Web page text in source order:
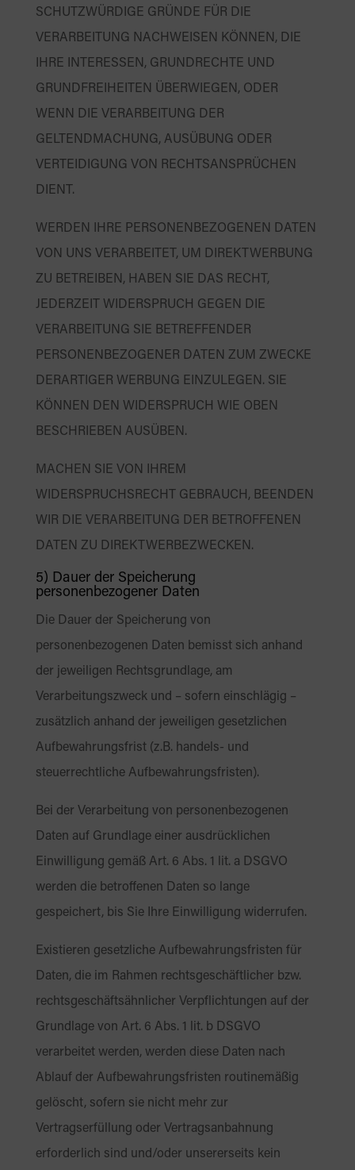
SCHUTZWÜRDIGE GRÜNDE FÜR DIE
VERARBEITUNG NACHWEISEN KÖNNEN, DIE
IHRE INTERESSEN, GRUNDRECHTE UND
GRUNDFREIHEITEN ÜBERWIEGEN, ODER
WENN DIE VERARBEITUNG DER
GELTENDMACHUNG, AUSÜBUNG ODER
VERTEIDIGUNG VON RECHTSANSPRÜCHEN
DIENT.
WERDEN IHRE PERSONENBEZOGENEN DATEN
VON UNS VERARBEITET, UM DIREKTWERBUNG
ZU BETREIBEN, HABEN SIE DAS RECHT,
JEDERZEIT WIDERSPRUCH GEGEN DIE
VERARBEITUNG SIE BETREFFENDER
PERSONENBEZOGENER DATEN ZUM ZWECKE
DERARTIGER WERBUNG EINZULEGEN. SIE
KÖNNEN DEN WIDERSPRUCH WIE OBEN
BESCHRIEBEN AUSÜBEN.
MACHEN SIE VON IHREM
WIDERSPRUCHSRECHT GEBRAUCH, BEENDEN
WIR DIE VERARBEITUNG DER BETROFFENEN
DATEN ZU DIREKTWERBEZWECKEN.
5) Dauer der Speicherung
personenbezogener Daten
Die Dauer der Speicherung von
personenbezogenen Daten bemisst sich anhand
der jeweiligen Rechtsgrundlage, am
Verarbeitungszweck und – sofern einschlägig –
zusätzlich anhand der jeweiligen gesetzlichen
Aufbewahrungsfrist (z.B. handels- und
steuerrechtliche Aufbewahrungsfristen).
Bei der Verarbeitung von personenbezogenen
Daten auf Grundlage einer ausdrücklichen
Einwilligung gemäß Art. 6 Abs. 1 lit. a DSGVO
werden die betroffenen Daten so lange
gespeichert, bis Sie Ihre Einwilligung widerrufen.
Existieren gesetzliche Aufbewahrungsfristen für
Daten, die im Rahmen rechtsgeschäftlicher bzw.
rechtsgeschäftsähnlicher Verpflichtungen auf der
Grundlage von Art. 6 Abs. 1 lit. b DSGVO
verarbeitet werden, werden diese Daten nach
Ablauf der Aufbewahrungsfristen routinemäßig
gelöscht, sofern sie nicht mehr zur
Vertragserfüllung oder Vertragsanbahnung
erforderlich sind und/oder unsererseits kein